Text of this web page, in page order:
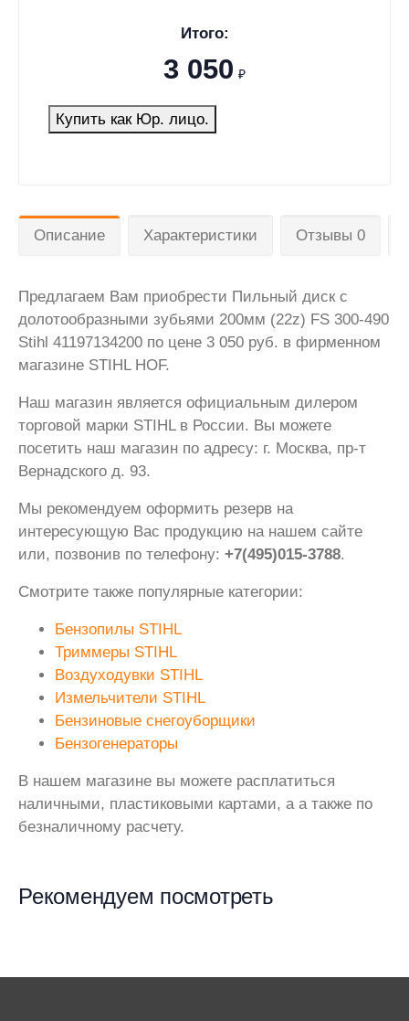
Итого:
3 050 ₽
Купить как Юр. лицо.
Описание Характеристики Отзывы 0
Предлагаем Вам приобрести Пильный диск с
долотообразными зубьями 200мм (22z) FS 300-490
Stihl 41197134200 по цене 3 050 руб. в фирменном
магазине STIHL HOF.
Наш магазин является официальным дилером
торговой марки STIHL в России. Вы можете
посетить наш магазин по адресу: г. Москва, пр-т
Вернадского д. 93.
Мы рекомендуем оформить резерв на
интересующую Вас продукцию на нашем сайте
или, позвонив по телефону: +7(495)015-3788.
Смотрите также популярные категории:
Бензопилы STIHL
Триммеры STIHL
Воздуходувки STIHL
Измельчители STIHL
Бензиновые снегоуборщики
Бензогенераторы
В нашем магазине вы можете расплатиться
наличными, пластиковыми картами, а а также по
безналичному расчету.
Рекомендуем посмотреть